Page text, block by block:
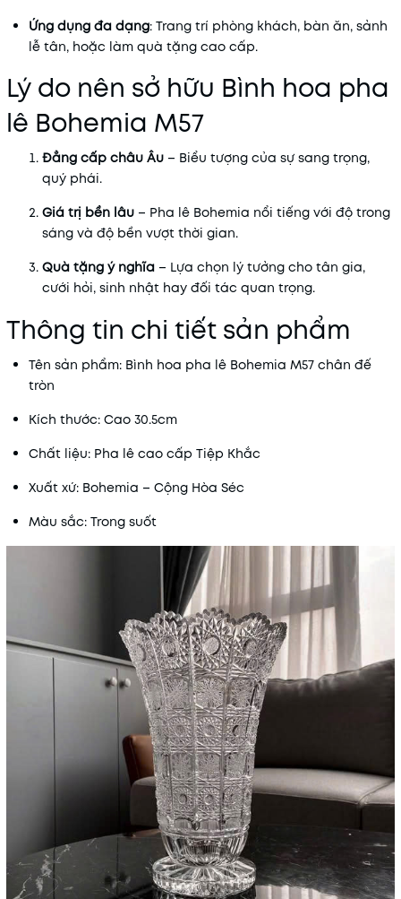
Ứng dụng đa dạng: Trang trí phòng khách, bàn ăn, sảnh
lễ tân, hoặc làm quà tặng cao cấp.
Lý do nên sở hữu Bình hoa pha
lê Bohemia M57
Đẳng cấp châu Âu – Biểu tượng của sự sang trọng,
quý phái.
Giá trị bền lâu – Pha lê Bohemia nổi tiếng với độ trong
sáng và độ bền vượt thời gian.
Quà tặng ý nghĩa – Lựa chọn lý tưởng cho tân gia,
cưới hỏi, sinh nhật hay đối tác quan trọng.
Thông tin chi tiết sản phẩm
Tên sản phẩm: Bình hoa pha lê Bohemia M57 chân đế
tròn
Kích thước: Cao 30.5cm
Chất liệu: Pha lê cao cấp Tiệp Khắc
Xuất xứ: Bohemia – Cộng Hòa Séc
Màu sắc: Trong suốt